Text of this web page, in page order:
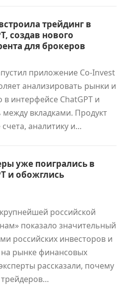
трейдинг в
создав нового
для брокеров
приложение Co-Invest
анализировать рынки и
интерфейсе ChatGPT и
вкладками. Продукт
аналитику и…
уже поигрались в
и обожглись
российской
показало значительный
российских инвесторов и
рынке финансовых
рассказали, почему
трейдеров…